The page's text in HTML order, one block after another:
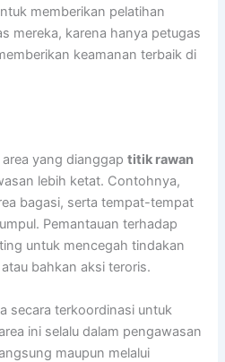
memberikan pelatihan
mereka, karena hanya petugas
keamanan terbaik di
area yang dianggaptitik rawan
lebih ketat. Contohnya,
bagasi, serta tempat-tempat
Pemantauan terhadap
untuk mencegah tindakan
bahkan aksi teroris.
secara terkoordinasi untuk
ini selalu dalam pengawasan
maupun melalui